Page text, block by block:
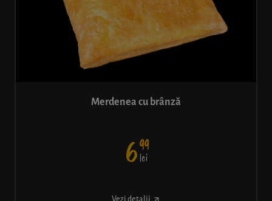
Merdenea cu brânză
699
lei
Vezi detalii